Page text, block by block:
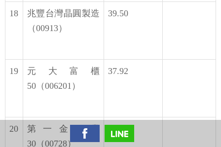
18
兆豐台灣晶圓製造
（00913）
39.50
19
元大富櫃
50（006201）
37.92
20
第一金工業
30（00728）
37.13